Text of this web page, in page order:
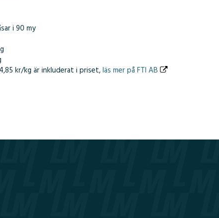
i 90 my
kr/kg är inkluderat i priset,läs mer på FTI AB